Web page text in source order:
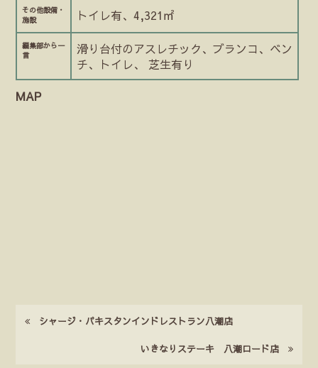
その他設備・
施設
トイレ有、4,321㎡
編集部から一
言
滑り台付のアスレチック、ブランコ、ベン
チ、トイレ、 芝生有り
MAP
シャージ・パキスタンインドレストラン八潮店
いきなりステーキ 八潮ロード店